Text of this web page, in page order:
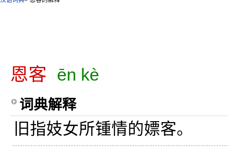
恩客 ēn kè
词典解释
旧指妓女所锺情的嫖客。